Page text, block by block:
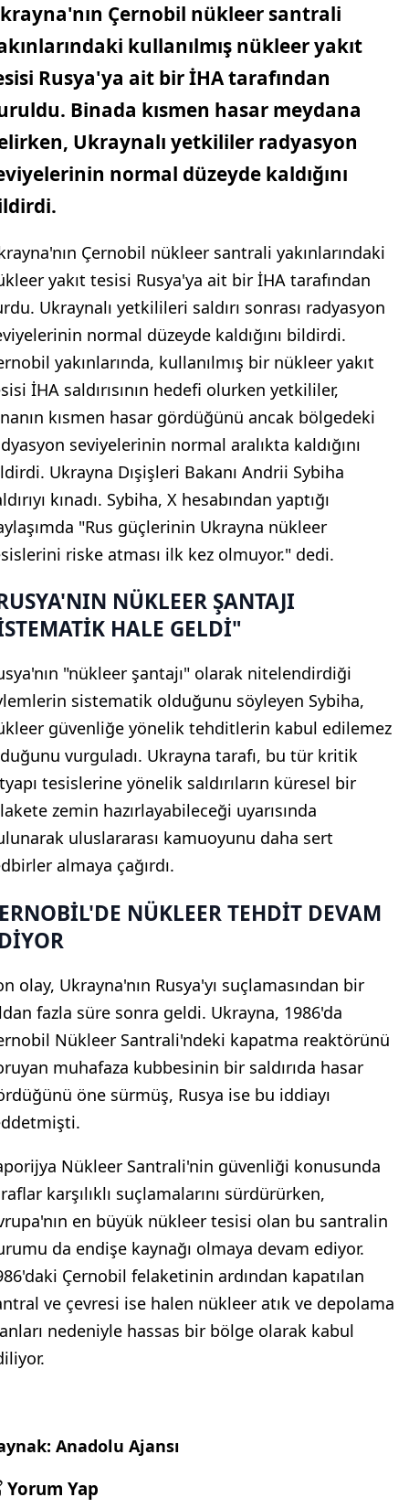
Çernobil nükleer santrali
kullanılmış nükleer yakıt
Rusya'ya ait bir İHA tarafından
Binada kısmen hasar meydana
Ukraynalı yetkililer radyasyon
normal düzeyde kaldığını
Çernobil nükleer santrali yakınlarındaki
yakıt tesisi Rusya'ya ait bir İHA tarafından
Ukraynalı yetkilileri saldırı sonrası radyasyon
normal düzeyde kaldığını bildirdi.
yakınlarında, kullanılmış bir nükleer yakıt
İHA saldırısının hedefi olurken yetkililer,
kısmen hasar gördüğünü ancak bölgedeki
seviyelerinin normal aralıkta kaldığını
Ukrayna Dışişleri Bakanı Andrii Sybiha
kınadı. Sybiha, X hesabından yaptığı
"Rus güçlerinin Ukrayna nükleer
riske atması ilk kez olmuyor." dedi.
NÜKLEER ŞANTAJI
HALE GELDİ"
"nükleer şantajı" olarak nitelendirdiği
sistematik olduğunu söyleyen Sybiha,
güvenliğe yönelik tehditlerin kabul edilemez
vurguladı. Ukrayna tarafı, bu tür kritik
tesislerine yönelik saldırıların küresel bir
zemin hazırlayabileceği uyarısında
uluslararası kamuoyunu daha sert
almaya çağırdı.
NÜKLEER TEHDİT DEVAM
olay, Ukrayna'nın Rusya'yı suçlamasından bir
fazla süre sonra geldi. Ukrayna, 1986'da
Nükleer Santrali'ndeki kapatma reaktörünü
muhafaza kubbesinin bir saldırıda hasar
öne sürmüş, Rusya ise bu iddiayı
Nükleer Santrali'nin güvenliği konusunda
karşılıklı suçlamalarını sürdürürken,
en büyük nükleer tesisi olan bu santralin
da endişe kaynağı olmaya devam ediyor.
Çernobil felaketinin ardından kapatılan
ve çevresi ise halen nükleer atık ve depolama
nedeniyle hassas bir bölge olarak kabul
Anadolu Ajansı
Yorum Yap